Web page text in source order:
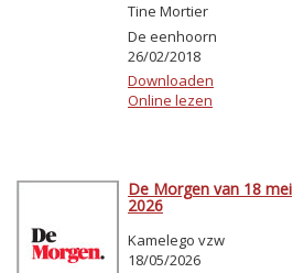
Tine Mortier
De eenhoorn
26/02/2018
Downloaden
Online lezen
De Morgen van 18 mei
2026
Kamelego vzw
18/05/2026